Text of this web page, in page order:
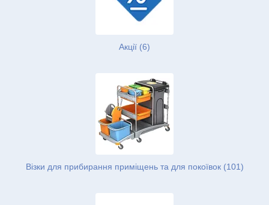
Акції (6)
Візки для прибирання приміщень та для покоївок (101)